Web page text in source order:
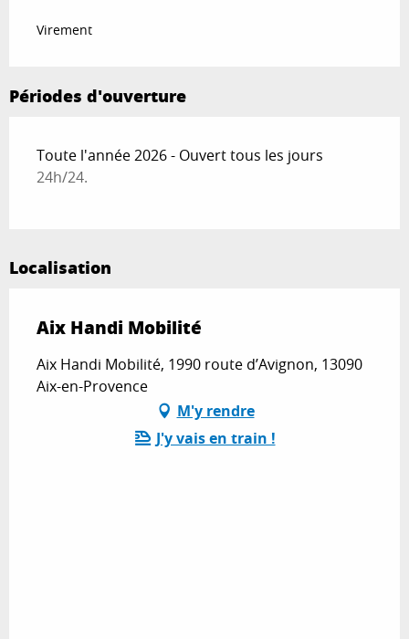
Virement
Périodes d'ouverture
Toute l'année 2026 - Ouvert tous les jours
24h/24.
Localisation
Aix Handi Mobilité
Aix Handi Mobilité, 1990 route d’Avignon, 13090
Aix-en-Provence
M'y rendre
J'y vais en train !